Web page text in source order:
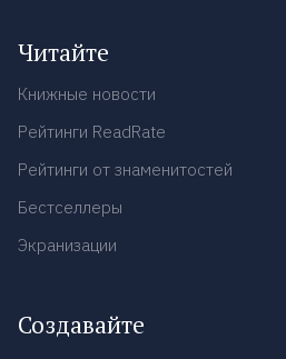
Читайте
Книжные новости
Рейтинги ReadRate
Рейтинги от знаменитостей
Бестселлеры
Экранизации
Создавайте